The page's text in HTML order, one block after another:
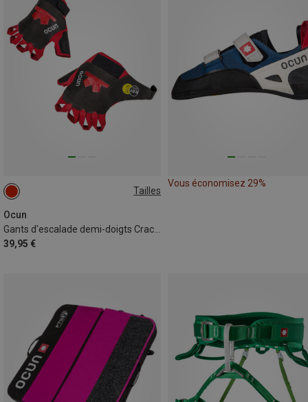
Tailles
Ocun
39,95 €
XL
Vous économisez 29%